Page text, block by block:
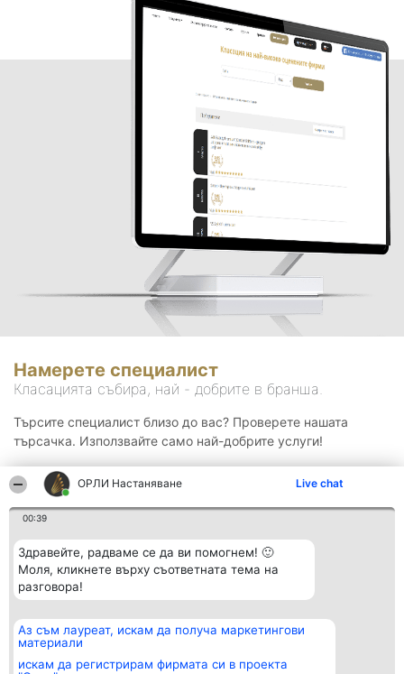
ОРЛИ Настаняване Live chat
00:39
Здравейте, радваме се да ви помогнем! 🙂
Моля, кликнете върху съответната тема на
разговора!
Аз съм лауреат, искам да получа маркетингови
материали
искам да регистрирам фирмата си в проекта
Намерете специалист
Класацията събира, най - добрите в бранша.
Търсите специалист близо до вас? Проверете нашата
търсачка. Използвайте само най-добрите услуги!
Организатор на
класиране
BulevardulAleea Timișul De
Класация
всички
Контакти